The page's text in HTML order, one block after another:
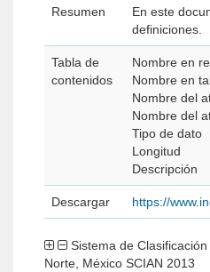
Resumen
En este
definiciones.
Tabla de
contenidos
Nombre en
Nombre en
Nombre del
Nombre del
Tipo de dato
Longitud
Descripción
Descargar https://
Norte, México SCIAN 2013